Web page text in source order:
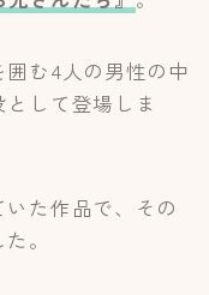
む4人の男性の中
して登場しま
た作品で、その
。